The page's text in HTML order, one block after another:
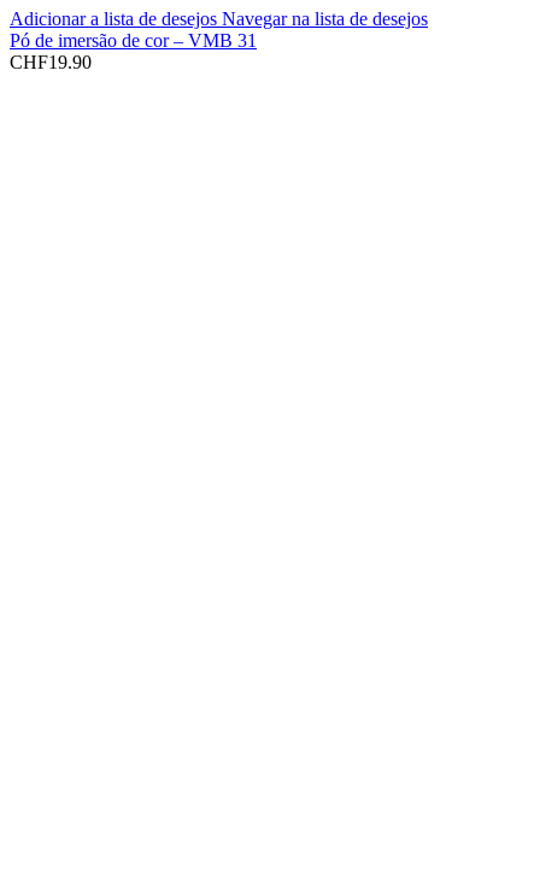
Adicionar a lista de desejos Navegar na lista de desejos
Pó de imersão de cor – VMB 31
CHF19.90